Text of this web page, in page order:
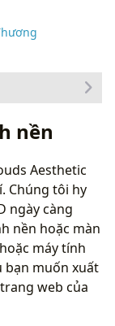
nền
Aesthetic
Chúng tôi hy
ngày càng
nền hoặc màn
máy tính
bạn muốn xuất
web của